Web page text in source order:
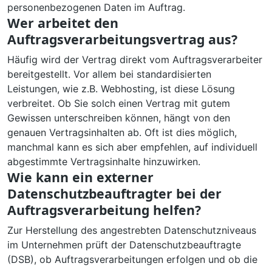
personenbezogenen Daten im Auftrag.
Wer arbeitet den
Auftragsverarbeitungsvertrag aus?
Häufig wird der Vertrag direkt vom Auftragsverarbeiter
bereitgestellt. Vor allem bei standardisierten
Leistungen, wie z.B. Webhosting, ist diese Lösung
verbreitet. Ob Sie solch einen Vertrag mit gutem
Gewissen unterschreiben können, hängt von den
genauen Vertragsinhalten ab. Oft ist dies möglich,
manchmal kann es sich aber empfehlen, auf individuell
abgestimmte Vertragsinhalte hinzuwirken.
Wie kann ein externer
Datenschutzbeauftragter bei der
Auftragsverarbeitung helfen?
Zur Herstellung des angestrebten Datenschutzniveaus
im Unternehmen prüft der Datenschutzbeauftragte
(DSB), ob Auftragsverarbeitungen erfolgen und ob die